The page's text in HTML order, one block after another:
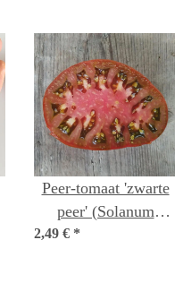
Peer-tomaat 'zwarte
peer' (Solanum
lycopersicum) zaden
2,49 € *